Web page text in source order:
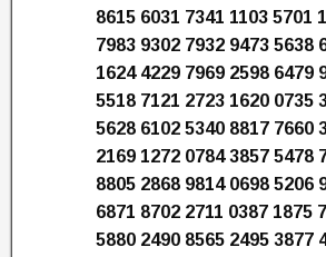
8615 6031 7341 1103 5701
7983 9302 7932 9473 5638
1624 4229 7969 2598 6479
5518 7121 2723 1620 0735
5628 6102 5340 8817 7660
2169 1272 0784 3857 5478
8805 2868 9814 0698 5206
6871 8702 2711 0387 1875
5880 2490 8565 2495 3877